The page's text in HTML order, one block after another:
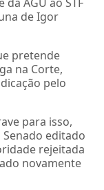
de Igor
pretende
na Corte,
pelo
para isso,
editado
rejeitada
novamente